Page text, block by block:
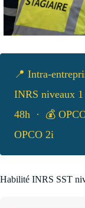
📍 Intra-
INRS niveaux
48h · 💰
OPCO 2i
Habilité INRS SST